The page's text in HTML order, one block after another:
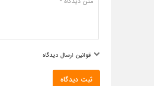
قوانین ارسال دیدگاه
ثبت دیدگاه